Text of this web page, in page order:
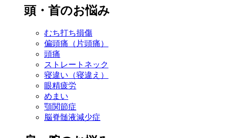
頭・首のお悩み
むち打ち損傷
偏頭痛（片頭痛）
頭痛
ストレートネック
寝違い（寝違え）
眼精疲労
めまい
顎関節症
脳脊髄液減少症